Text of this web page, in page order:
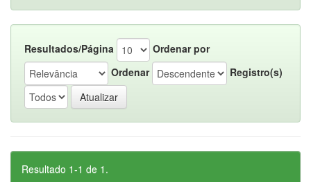
Resultados/Página
Ordenar por
Ordenar
Registro(s)
Resultado 1-1 de 1.